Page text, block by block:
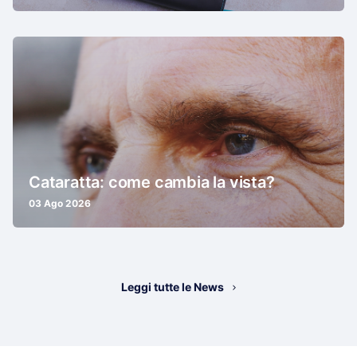
Cataratta: come cambia la vista?
03 Ago 2026
Leggi tutte le News